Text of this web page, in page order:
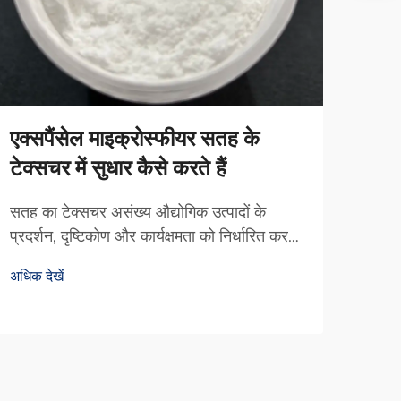
एक्सपैंसेल माइक्रोस्फीयर सतह के
टेक्सचर में सुधार कैसे करते हैं
सतह का टेक्सचर असंख्य औद्योगिक उत्पादों के
प्रदर्शन, दृष्टिकोण और कार्यक्षमता को निर्धारित करने
से लेकर उपभोक्ता इलेक्ट्रॉनिक्स तक, सटीक सतह
अधिक देखें